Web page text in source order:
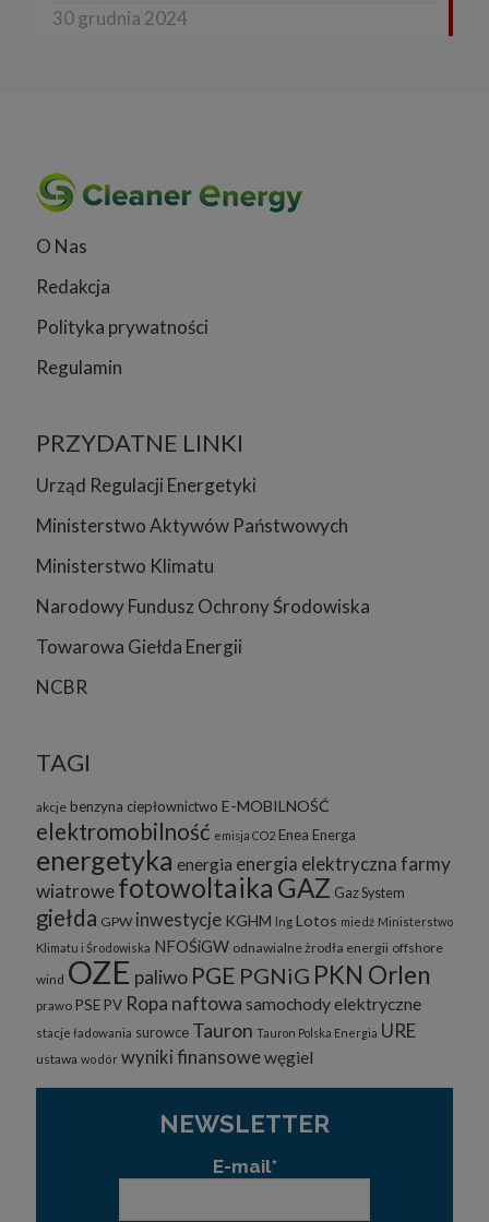
30 grudnia 2024
O Nas
Redakcja
Polityka prywatności
Regulamin
PRZYDATNE LINKI
Urząd Regulacji Energetyki
Ministerstwo Aktywów Państwowych
Ministerstwo Klimatu
Narodowy Fundusz Ochrony Środowiska
Towarowa Giełda Energii
NCBR
TAGI
akcje benzyna ciepłownictwo E-MOBILNOŚĆ
elektromobilność emisja CO2 Enea Energa
energetyka energia energia elektrycznafarmy
wiatrowefotowoltaika GAZ Gaz System
giełda GPW inwestycje KGHM lng Lotos miedź Ministerstwo
Klimatu i Środowiska NFOŚiGW odnawialne żrodła energii offshore
wind OZE paliwo PGE PGNiG PKN Orlen
prawo PSE PV Ropa naftowa samochody elektryczne
stacje ładowania surowce Tauron Tauron Polska Energia URE
ustawa wodór wyniki finansowewęgiel
NEWSLETTER
E-mail*